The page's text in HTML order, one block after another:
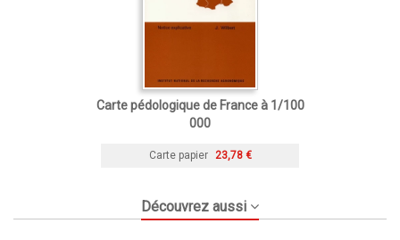
Carte pédologique de France à 1/100
000
Carte papier 23,78 €
Découvrez aussi